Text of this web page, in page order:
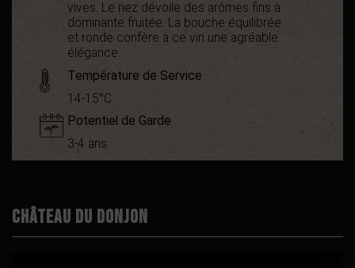
vives. Le nez dévoile des arômes fins à
dominante fruitée. La bouche équilibrée
et ronde confère à ce vin une agréable
élégance.
Température de Service
14-15°C
Potentiel de Garde
3-4 ans
Démarche
Appellation
Épicé
Château du Donjon